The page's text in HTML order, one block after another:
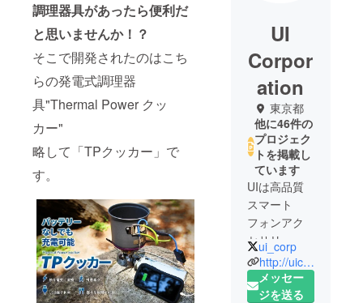
調理器具があったら便利だ
と思いませんか！？
そこで開発されたのはこち
らの発電式調理器
具"Thermal Power クッ
カー"
略して「TPクッカー」で
す。
UI
Corpor
ation
東京都
他に46件の
プロジェク
トを掲載し
ています
UIは高品質
スマート
フォンアク
セサリーの
販売会社と
して創設し
ました。現
ui_corp
http://uicorporation.jp/
メッセー
ジを送る